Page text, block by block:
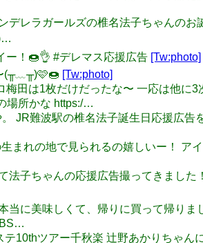
レラガールズの椎名法子ちゃんのお
ー！🍩👌 #デレマス応援広告 [Tw:photo]
(⁠╥⁠﹏⁠╥⁠)🩷🍩 [Tw:photo]
田は1枚だけだったな〜 一応は他に
場所かな https:/…
JR難波駅の椎名法子誕生日応援広
まれの地で見られるの嬉しいー！ ア
子ちゃんの応援広告撮ってきました
当に美味しくて、帰りに買って帰り
10thツアー千秋楽 辻野あかりちゃん